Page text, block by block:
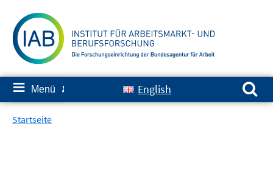
zum
Inhalt
≡ Menü ✘ English
Suchen nach:
Startseite